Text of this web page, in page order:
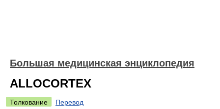
Большая медицинская энциклопедия
ALLOCORTEX
Толкование
Перевод